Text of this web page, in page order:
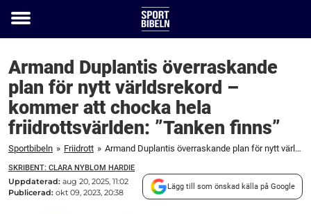
Toggle
Armand Duplantis överraskande
plan för nytt världsrekord –
kommer att chocka hela
friidrottsvärlden: ”Tanken finns”
Sportbibeln » Friidrott » Armand Duplantis överraskande plan för nytt världsrekord – kommer att chocka hela friidrottsvärlden: "Tanken finns"
SKRIBENT: CLARA NYBLOM HARDIE
Uppdaterad: aug 20, 2025, 11:02
Publicerad: okt 09, 2023, 20:38
Lägg till som önskad källa på Google